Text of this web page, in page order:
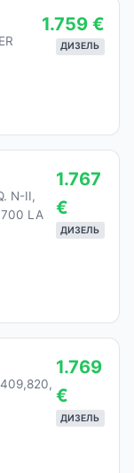
1.759 €
ДИЗЕЛЬ
N-II,
LA
1.767
€
ДИЗЕЛЬ
409,820,
1.769
€
ДИЗЕЛЬ